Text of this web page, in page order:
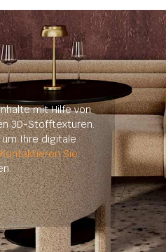
mit Hilfe von
3D-Stofftexturen.
um Ihre digitale
Kontaktieren Sie